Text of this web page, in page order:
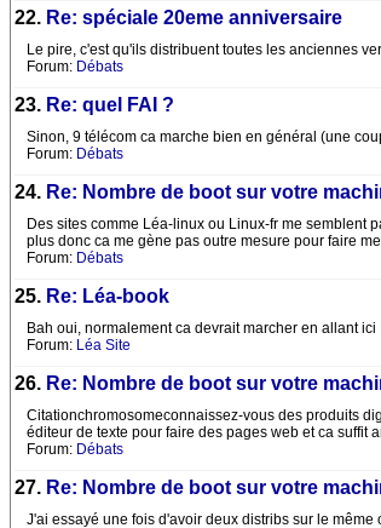
22. Re: spéciale 20eme anniversaire
Le pire, c'est qu'ils distribuent toutes les anciennes
Forum: Débats
23. Re: quel FAI ?
Sinon, 9 télécom ca marche bien en général (une
Forum: Débats
24. Re: Nombre de boot sur votre
Des sites comme Léa-linux ou Linux-fr me semblent
plus donc ca me gène pas outre mesure pour faire
Forum: Débats
25. Re: Léa-book
Bah oui, normalement ca devrait marcher en allant
Forum: Léa Site
26. Re: Nombre de boot sur votre
Citationchromosomeconnaissez-vous des produits
éditeur de texte pour faire des pages web et ca suffit
Forum: Débats
27. Re: Nombre de boot sur votre
J'ai essayé une fois d'avoir deux distribs sur le